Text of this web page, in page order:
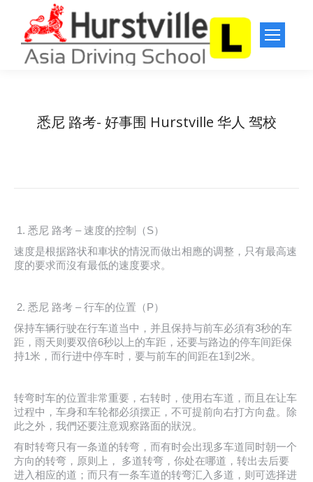
悉尼 路考- 好事围 Hurstville 华人 驾校
悉尼 路考 – 速度的控制（S）
速度是根据路状和車状的情況而做出相應的调整，只有最高速
度的要求而沒有最低的速度要求。
悉尼 路考 – 行车的位置（P）
保持车辆行驶在行车道当中，并且保持与前车必須有3秒的车
距，雨天则要双倍6秒以上的车距，还要与路边的停车间距保
持1米，而行进中停车时，要与前车的间距在1到2米。
转弯时车的位置非常重要，右转时，使用右车道，而且在让车
过程中，车身和车轮都必須摆正，不可提前向右打方向盘。除
此之外，我們还要注意观察路面的狀況。
有时转弯只有一条道的转弯，而有时会出现多车道同时朝一个
方向的转弯，原则上， 多道转弯，你处在哪道，转出去后要
进入相应的道；而只有一条车道的转弯汇入多道，则可选择进